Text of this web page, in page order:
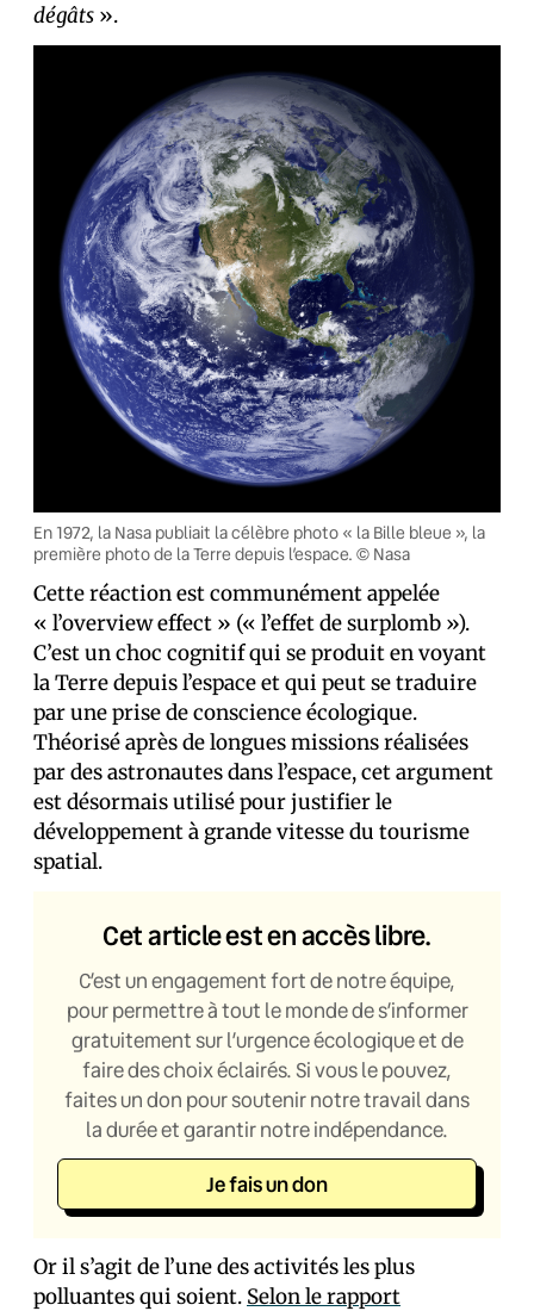
dégâts ».
En 1972, la Nasa publiait la célèbre photo « la Bille bleue », la
première photo de la Terre depuis l’espace. © Nasa
Cette réaction est communément appelée
« l’overview effect » (« l’effet de surplomb »).
C’est un choc cognitif qui se produit en voyant
la Terre depuis l’espace et qui peut se traduire
par une prise de conscience écologique.
Théorisé après de longues missions réalisées
par des astronautes dans l’espace, cet argument
est désormais utilisé pour justifier le
développement à grande vitesse du tourisme
spatial.
Cet article est en accès libre.
C’est un engagement fort de notre équipe,
pour permettre à tout le monde de s’informer
gratuitement sur l’urgence écologique et de
faire des choix éclairés. Si vous le pouvez,
faites un don pour soutenir notre travail dans
la durée et garantir notre indépendance.
Je fais un don
Or il s’agit de l’une des activités les plus
polluantes qui soient. Selon le rapport